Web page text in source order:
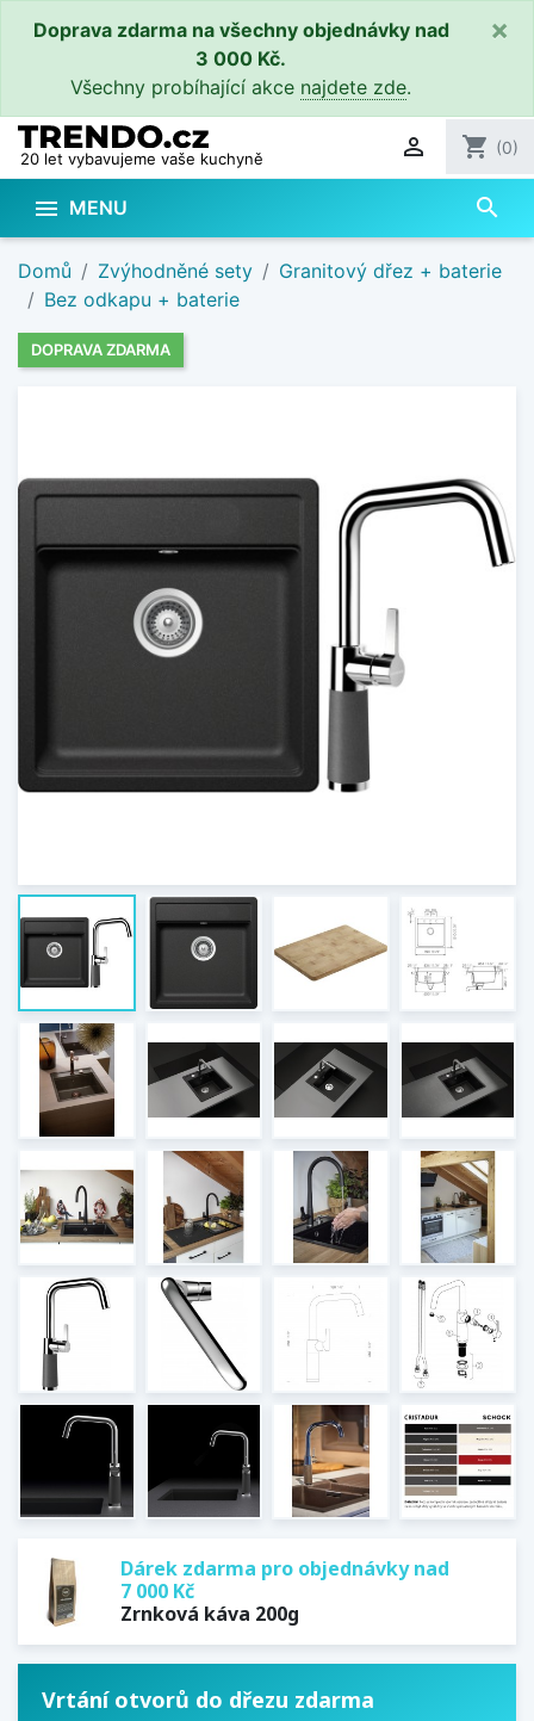
Doprava zdarma na všechny objednávky nad
3 000 Kč.
Všechny probíhající akce najdete zde.
×
20 let vybavujeme vaše kuchyně  shopping_cart (0)
 MENU search
Domů Zvýhodněné sety
Granitový dřez + baterie
Bez odkapu + baterie
DOPRAVA ZDARMA
Dárek zdarma pro objednávky nad
7 000 Kč
Zrnková káva 200g
Vrtání otvorů do dřezu zdarma